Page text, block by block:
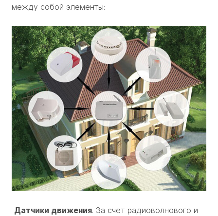
между собой элементы:
Датчики движения. За счет радиоволнового и